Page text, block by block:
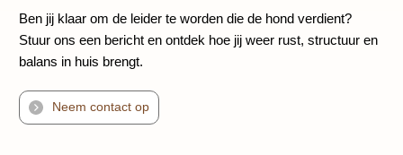
Ben jij klaar om de leider te worden die de hond verdient?
Stuur ons een bericht en ontdek hoe jij weer rust, structuur en
balans in huis brengt.
Neem contact op